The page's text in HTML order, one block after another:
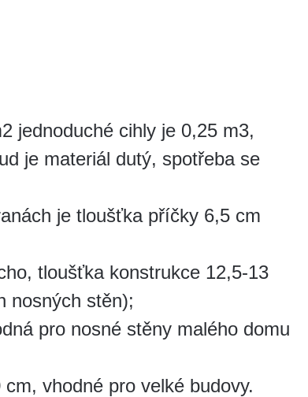
jednoduché cihly je 0,25 m3,
je materiál dutý, spotřeba se
je tloušťka příčky 6,5 cm
tloušťka konstrukce 12,5-13
nosných stěn);
pro nosné stěny malého domu
vhodné pro velké budovy.